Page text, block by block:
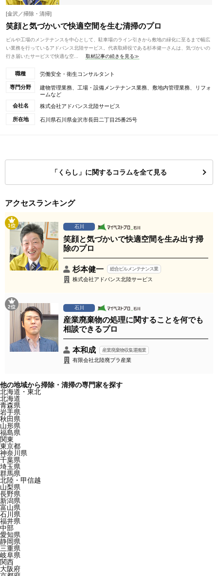
[金沢／掃除・清掃]
笑顔と気づかいで快適空間を生む清掃のプロ
ビルや工場のメンテナンスを中心として、駐車場のライン引きから敷地の緑化に至るまで幅広
い業務を行っているアドバンス北陸サービス。代表取締役である杉本健一さんは、気づかいの
行き届いたサービスで快適な空...
取材記事の続きを見る≫
職種 労働安全・衛生コンサルタント
専門分野
建物管理業務、工場・設備メンテナンス業務、敷地内管理業務、リフォ
ームなど
会社名
株式会社アドバンス北陸サービス
所在地 石川県石川県金沢市長田二丁目25番25号
「くらし」に関するコラムを全て見る
アクセスランキング
1位 石川
笑顔と気づかいで快適空間を生み出す掃
除のプロ
杉本健一 総合ビルメンテナンス業
株式会社アドバンス北陸サービス
2位 石川
産業廃棄物の処理に関することを何でも
相談できるプロ
本和成 産業廃棄物収集運搬業
有限会社北陸廃プラ産業
他の地域から掃除・清掃の専門家を探す
北海道・東北
北海道
青森県
岩手県
秋田県
山形県
福島県
関東
東京都
神奈川県
千葉県
埼玉県
群馬県
北陸・甲信越
山梨県
長野県
新潟県
富山県
石川県
福井県
中部
愛知県
静岡県
三重県
岐阜県
関西
大阪府